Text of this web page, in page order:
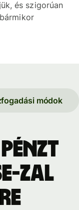
és szigorúan
módok
pénzt
zal